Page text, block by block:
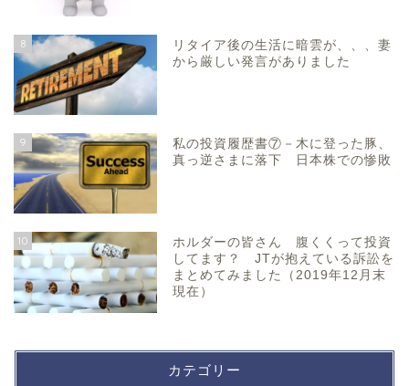
8
リタイア後の生活に暗雲が、、、妻
から厳しい発言がありました
9
私の投資履歴書⑦－木に登った豚、
真っ逆さまに落下 日本株での惨敗
10
ホルダーの皆さん 腹くくって投資
してます？ JTが抱えている訴訟を
まとめてみました（2019年12月末
現在）
カテゴリー